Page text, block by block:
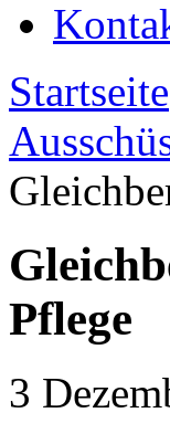
Startseite
Pflege
3